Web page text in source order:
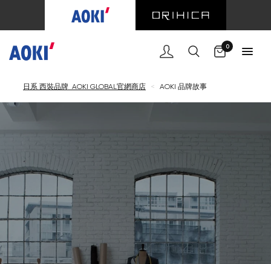
0
日系 西裝品牌 AOKI GLOBAL官網商店 < AOKI 品牌故事
購物車